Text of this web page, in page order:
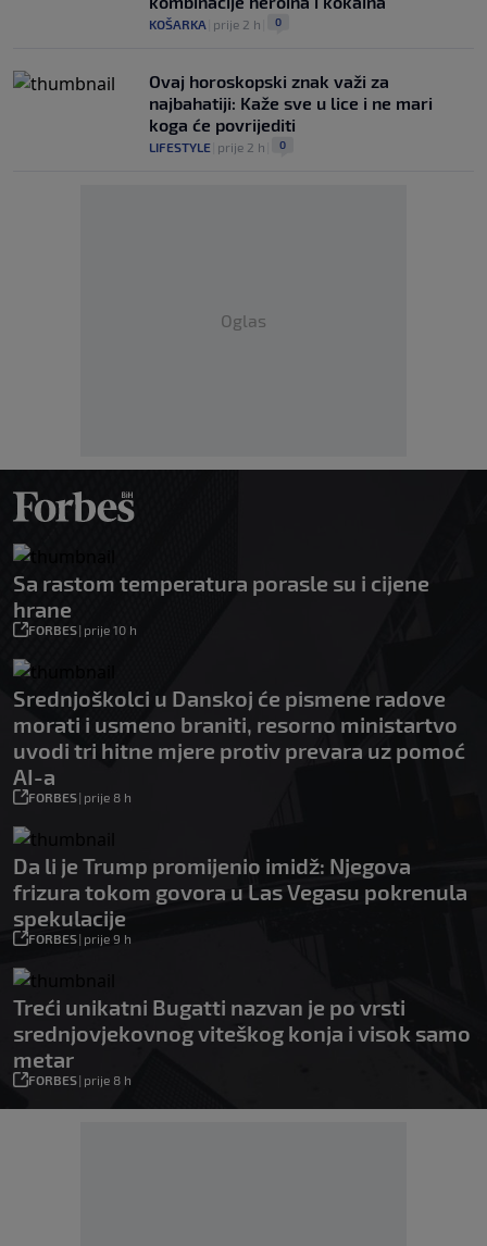
KOŠARKA prije 2 h 0
Ovaj horoskopski znak važi za
najbahatiji: Kaže sve u lice i ne mari
koga će povrijediti
LIFESTYLE prije 2 h 0
Oglas
Sa rastom temperatura porasle su i cijene
hrane
FORBES| prije 10 h
Srednjoškolci u Danskoj će pismene radove
morati i usmeno braniti, resorno ministartvo
uvodi tri hitne mjere protiv prevara uz pomoć
AI-a
FORBES| prije 8 h
Da li je Trump promijenio imidž: Njegova
frizura tokom govora u Las Vegasu pokrenula
spekulacije
FORBES| prije 9 h
Treći unikatni Bugatti nazvan je po vrsti
srednjovjekovnog viteškog konja i visok samo
metar
FORBES| prije 8 h